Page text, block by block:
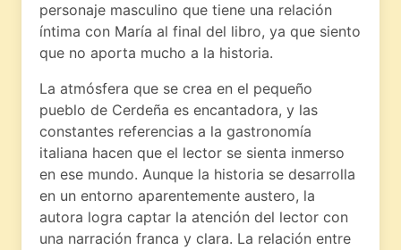
personaje masculino que tiene una relación
íntima con María al final del libro, ya que siento
que no aporta mucho a la historia.
La atmósfera que se crea en el pequeño
pueblo de Cerdeña es encantadora, y las
constantes referencias a la gastronomía
italiana hacen que el lector se sienta inmerso
en ese mundo. Aunque la historia se desarrolla
en un entorno aparentemente austero, la
autora logra captar la atención del lector con
una narración franca y clara. La relación entre